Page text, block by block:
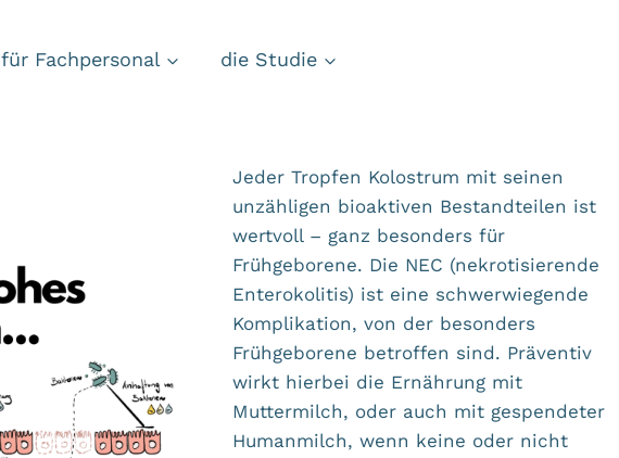
für Fachpersonal die Studie
Jeder Tropfen Kolostrum mit seinen
unzähligen bioaktiven Bestandteilen ist
wertvoll – ganz besonders für
Frühgeborene. Die NEC (nekrotisierende
Enterokolitis) ist eine schwerwiegende
Komplikation, von der besonders
Frühgeborene betroffen sind. Präventiv
wirkt hierbei die Ernährung mit
Muttermilch, oder auch mit gespendeter
Humanmilch, wenn keine oder nicht